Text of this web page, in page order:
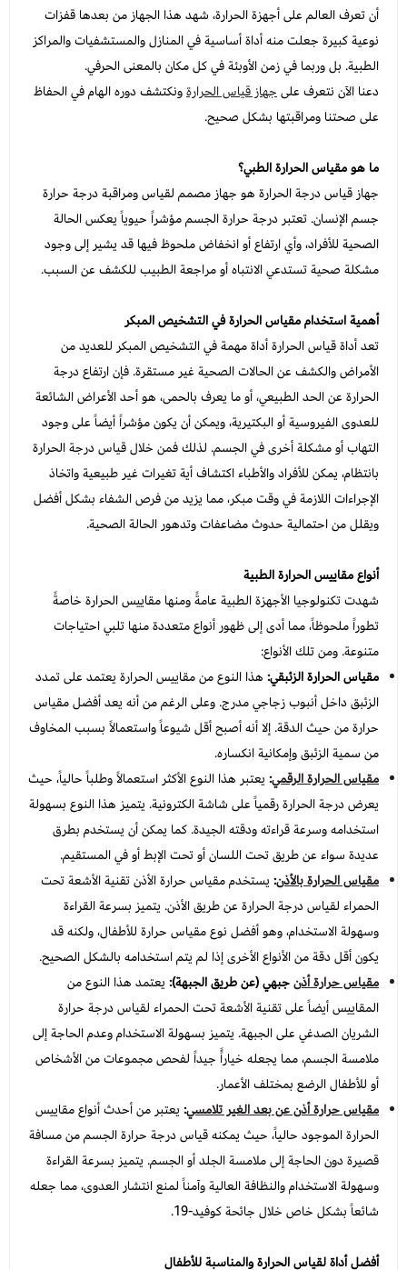
المستلزمات الجراحية
عدسات يومية
عرض الكل
العناية بالحواجب
Orthodontics
Temporary Materials & Crwon Bridge
Prevention& Oral Hygiene
X-ray
أن تعرف العالم على أجهزة الحرارة، شهد هذا الجهاز من بعدها قفزات
نوعية كبيرة جعلت منه أداة أساسية في المنازل والمستشفيات والمراكز
الطبية. بل وربما في زمن الأوبئة في كل مكان بالمعنى الحرفي.
دعنا الآن نتعرف علىجهاز قياس الحرارةونكتشف دوره الهام في الحفاظ
على صحتنا ومراقبتها بشكل صحيح.
ما هو مقياس الحرارة الطبي؟
جهاز قياس درجة الحرارة هو جهاز مصمم لقياس ومراقبة درجة حرارة
جسم الإنسان. تعتبر درجة حرارة الجسم مؤشراً حيوياً يعكس الحالة
الصحية للأفراد، وأي ارتفاع أو انخفاض ملحوظ فيها قد يشير إلى وجود
مشكلة صحية تستدعي الانتباه أو مراجعة الطبيب للكشف عن السبب.
أهمية استخدام مقياس الحرارة في التشخيص المبكر
تعد أداة قياس الحرارة أداة مهمة في التشخيص المبكر للعديد من
الأمراض والكشف عن الحالات الصحية غير مستقرة. فإن ارتفاع درجة
الحرارة عن الحد الطبيعي، أو ما يعرف بالحمى، هو أحد الأعراض الشائعة
للعدوى الفيروسية أو البكتيرية، ويمكن أن يكون مؤشراً أيضاً على وجود
التهاب أو مشكلة أخرى في الجسم. لذلك فمن خلال قياس درجة الحرارة
بانتظام، يمكن للأفراد والأطباء اكتشاف أية تغيرات غير طبيعية واتخاذ
الإجراءات اللازمة في وقت مبكر، مما يزيد من فرص الشفاء بشكل أفضل
ويقلل من احتمالية حدوث مضاعفات وتدهور الحالة الصحية.
أنواع مقاييس الحرارة الطبية
شهدت تكنولوجيا الأجهزة الطبية عامةً ومنها مقاييس الحرارة خاصةً
تطوراً ملحوظاً، مما أدى إلى ظهور أنواع متعددة منها تلبي احتياجات
متنوعة. ومن تلك الأنواع:
مقياس الحرارة الزئبقي:هذا النوع من مقاييس الحرارة يعتمد على تمدد
الزئبق داخل أنبوب زجاجي مدرج. وعلى الرغم من أنه يعد أفضل مقياس
حرارة من حيث الدقة. إلا أنه أصبح أقل شيوعاً واستعمالاً بسبب المخاوف
من سمية الزئبق وإمكانية انكساره.
مقياس الحرارة الرقمي:يعتبر هذا النوع الأكثر استعمالاً وطلباً حالياً، حيث
يعرض درجة الحرارة رقمياً على شاشة الكترونية. يتميز هذا النوع بسهولة
استخدامه وسرعة قراءته ودقته الجيدة. كما يمكن أن يستخدم بطرق
عديدة سواء عن طريق تحت اللسان أو تحت الإبط أو في المستقيم.
مقياس الحرارة بالأذن:يستخدم مقياس حرارة الأذن تقنية الأشعة تحت
الحمراء لقياس درجة الحرارة عن طريق الأذن. يتميز بسرعة القراءة
وسهولة الاستخدام، وهو أفضل نوع مقياس حرارة للأطفال، ولكنه قد
يكون أقلدقةمن الأنواع الأخرى إذا لم يتم استخدامه بالشكل الصحيح.
مقياس حرارة أذنجبهي (عن طريق الجبهة):يعتمد هذا النوع من
المقاييس أيضاً على تقنية الأشعة تحت الحمراء لقياس درجة حرارة
الشريان الصدغي على الجبهة. يتميز بسهولة الاستخدام وعدم الحاجة إلى
ملامسة الجسم، مما يجعله خياراًً جيداً لفحص مجموعات من الأشخاص
أو للأطفال الرضع بمختلف الأعمار.
مقياس حرارة أذن عن بعد الغير تلامسي:يعتبر من أحدث أنواع مقاييس
الحرارة الموجود حالياً، حيث يمكنه قياس درجة حرارة الجسم من مسافة
قصيرة دون الحاجة إلى ملامسة الجلد أو الجسم. يتميز بسرعة القراءة
وسهولة الاستخدام والنظافة العالية وآمناً لمنع انتشار العدوى، مما جعله
شائعاً بشكل خاص خلال جائحة كوفيد-19.
أفضل أداة لقياس الحرارة والمناسبة للأطفال